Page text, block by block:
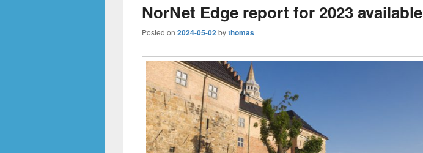
NorNet Edge report for 2023 available
Posted on 2024-05-02bythomas